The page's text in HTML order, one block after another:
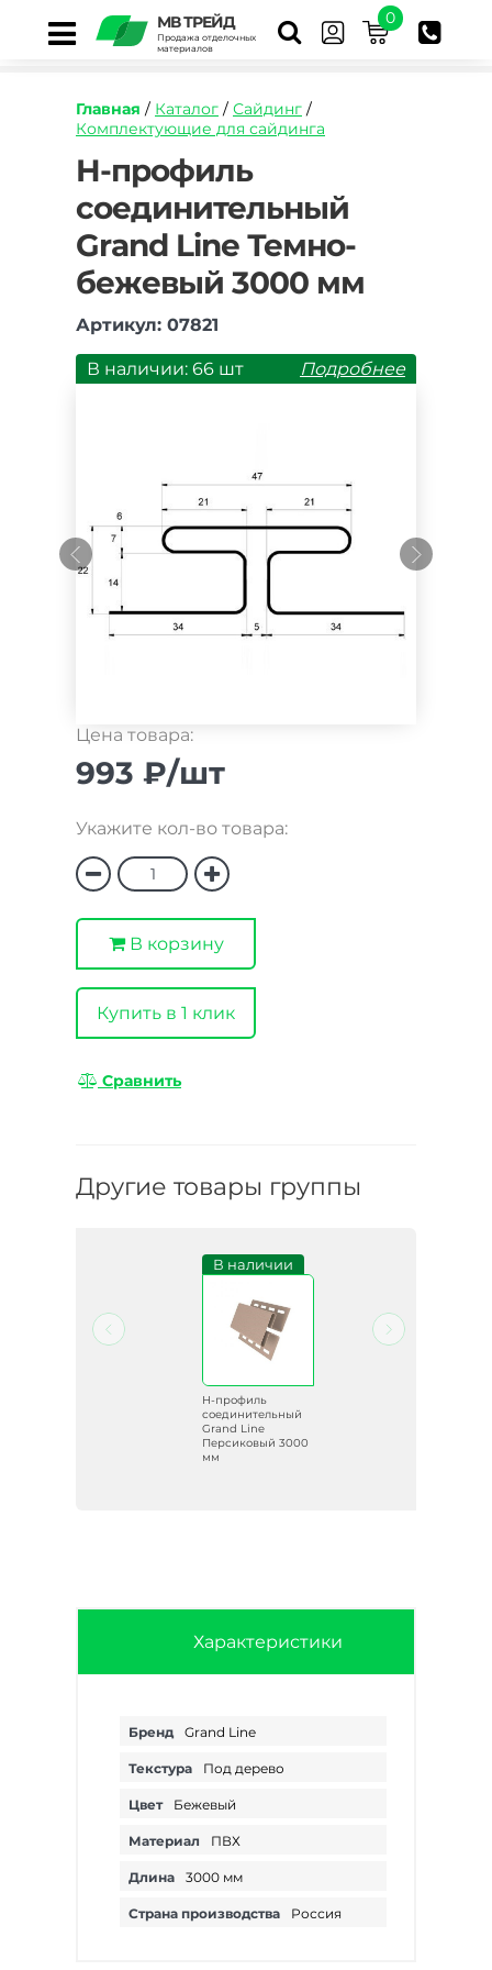
МВ ТРЕЙД
Продажа отделочных
материалов
0
Главная / Каталог / Сайдинг /
Комплектующие для сайдинга
https://mvtrade.ru/images/id/normal/h-
profil-
soedinitelnyy-
grand-
line-
temno-
bezhevyy-
mm.jpg
H-профиль
соединительный
Grand Line Темно-
бежевый 3000 мм
Артикул: 07821
В наличии: 66 шт Подробнее
Цена товара:
993 ₽/шт
Укажите кол-во товара:
В корзину
Купить в 1 клик
Сравнить
Другие товары группы
В наличии
H-профиль
соединительный
Grand Line
Персиковый 3000
мм
Характеристики
Бренд Grand Line
Текстура Под дерево
Цвет Бежевый
Материал ПВХ
Длина 3000 мм
Страна производства Россия